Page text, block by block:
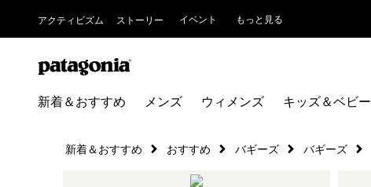
アクティビズム ストーリー イベント もっと見る
新着＆おすすめ メンズ ウィメンズ キッズ＆ベビー
新着＆おすすめ おすすめ バギーズ バギーズ